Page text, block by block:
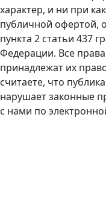
характер, и ни при
публичной офертой,
пункта 2 статьи 437
Федерации. Все
принадлежат их
считаете, что
нарушает законные
с нами по